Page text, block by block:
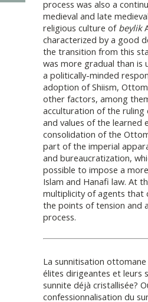
process was also a
medieval and late
religious culture of beylik
characterized by a good
the transition from this
was more gradual than is
a politically-minded
adoption of Shiism,
other factors, among
acculturation of the
and values of the learned
consolidation of the
part of the imperial
and bureaucratization,
possible to impose a
Islam and Hanafi law. At
multiplicity of agents that
the points of tension and
process.
La sunnitisation
élites dirigeantes et leurs
sunnite déjà cristallisée?
confessionnalisation du